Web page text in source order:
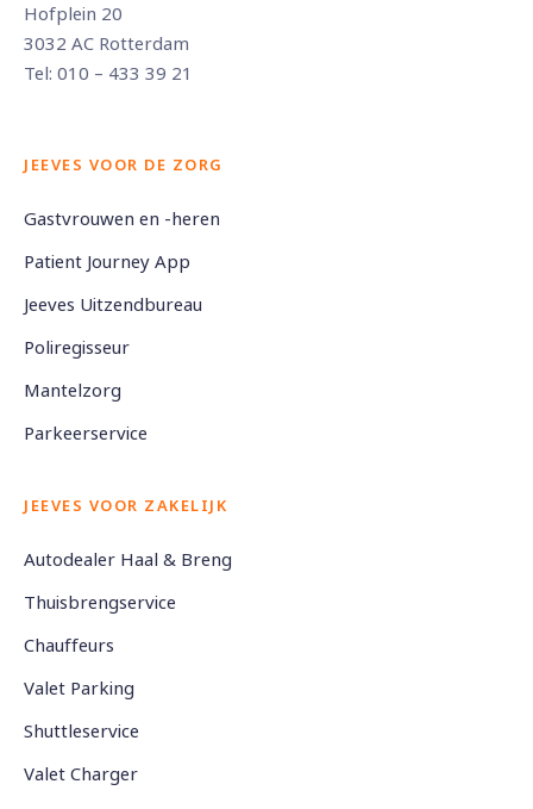
Hofplein 20
3032 AC Rotterdam
Tel: 010 – 433 39 21
JEEVES VOOR DE ZORG
Gastvrouwen en -heren
Patient Journey App
Jeeves Uitzendbureau
Poliregisseur
Mantelzorg
Parkeerservice
JEEVES VOOR ZAKELIJK
Autodealer Haal & Breng
Thuisbrengservice
Chauffeurs
Valet Parking
Shuttleservice
Valet Charger